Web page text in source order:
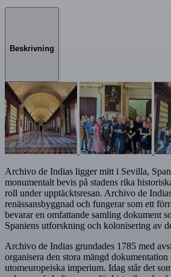
Beskrivning
Archivo de Indias ligger mitt i Sevilla,
monumentalt bevis på stadens rika
roll under upptäcktsresan. Archivo de
renässansbyggnad och fungerar som ett
bevarar en omfattande samling dokument
Spaniens utforskning och kolonisering av
Archivo de Indias grundades 1785 med
organisera den stora mängd dokumentation
utomeuropeiska imperium. Idag står det